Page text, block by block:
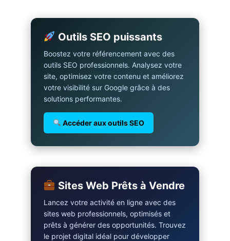
Outils SEO puissants
Boostez votre référencement avec des
outils SEO professionnels. Analysez votre
site, optimisez votre contenu et améliorez
votre visibilité sur Google grâce à des
solutions performantes.
Accéder aux outils SEO
Sites Web Prêts à Vendre
Lancez votre activité en ligne avec des
sites web professionnels, optimisés et
prêts à générer des opportunités. Trouvez
le projet digital idéal pour développer